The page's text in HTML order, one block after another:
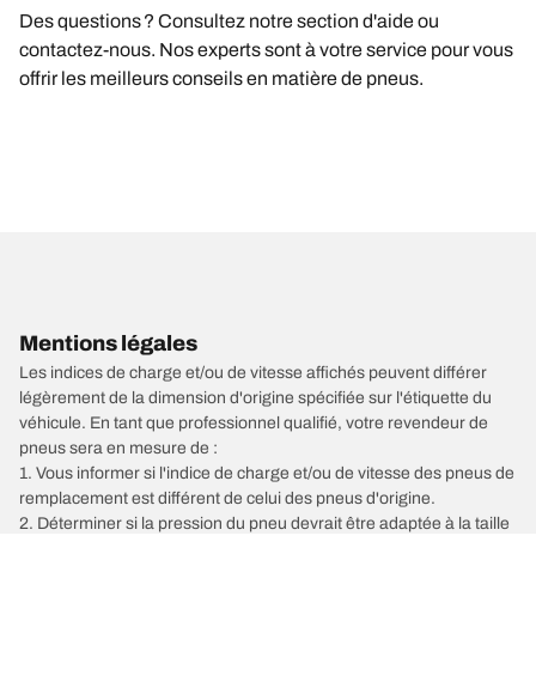
Des questions ? Consultez notre section d'aide ou
contactez-nous. Nos experts sont à votre service pour vous
offrir les meilleurs conseils en matière de pneus.
Mentions légales
Les indices de charge et/ou de vitesse affichés peuvent différer
légèrement de la dimension d'origine spécifiée sur l'étiquette du
véhicule. En tant que professionnel qualifié, votre revendeur de
pneus sera en mesure de :
1. Vous informer si l'indice de charge et/ou de vitesse des pneus de
remplacement est différent de celui des pneus d'origine.
2. Déterminer si la pression du pneu devrait être adaptée à la taille